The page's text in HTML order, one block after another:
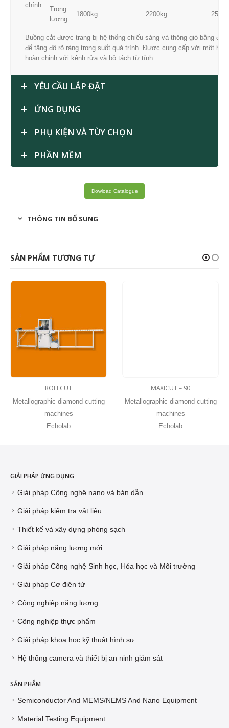
chính
Trọng
lượng
1800kg 2200kg
Buồng cắt được trang bị hệ thống chiếu sáng và thông gió bằng đèn
để tăng độ rõ ràng trong suốt quá trình. Được cung cấp với một hệ
hoàn chỉnh với kênh rửa và bộ tách từ tính
YÊU CẦU LẮP ĐẶT
ỨNG DỤNG
PHỤ KIỆN VÀ TÙY CHỌN
PHẦN MỀM
Dowload Catalogue
THÔNG TIN BỔ SUNG
SẢN PHẨM TƯƠNG TỰ
ROLLCUT
Metallographic diamond cutting
machines
Echolab
MAXICUT – 90
Metallographic diamond cutting
machines
Echolab
GIẢI PHÁP ỨNG DỤNG
Giải pháp Công nghệ nano và bán dẫn
Giải pháp kiểm tra vật liệu
Thiết kế và xây dựng phòng sạch
Giải pháp năng lượng mới
Giải pháp Công nghệ Sinh học, Hóa học và Môi trường
Giải pháp Cơ điện tử
Công nghiệp năng lượng
Công nghiệp thực phẩm
Giải pháp khoa học kỹ thuật hình sự
Hệ thống camera và thiết bị an ninh giám sát
SẢN PHẨM
Semiconductor And MEMS/NEMS And Nano Equipment
Material Testing Equipment